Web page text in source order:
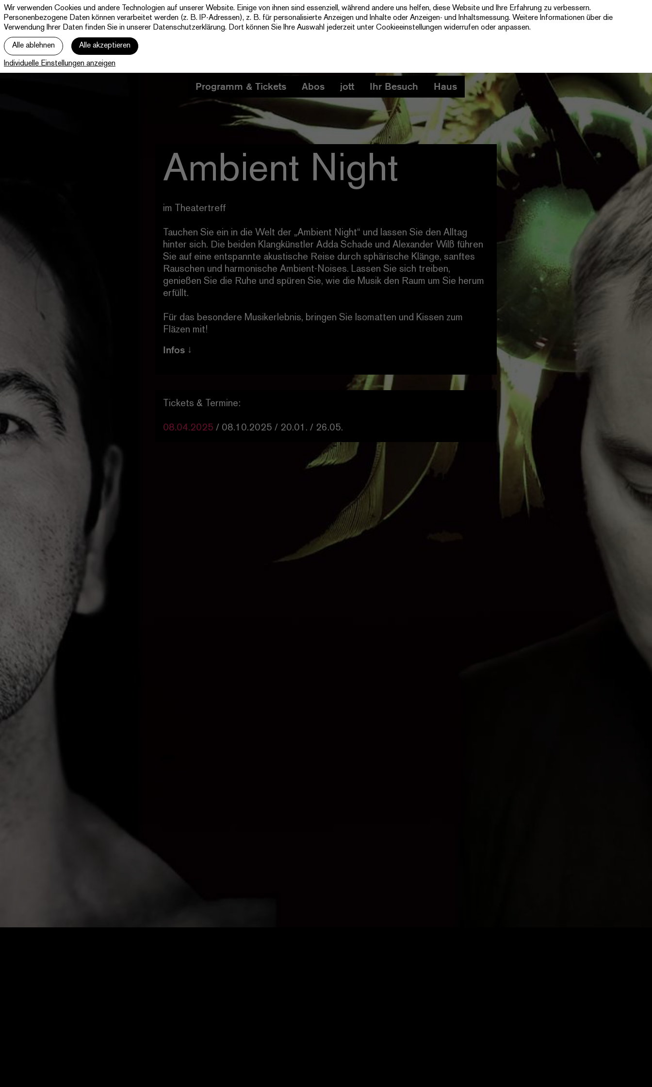
Theater Paderborn
Westfälische Kammerspiele
Ticketshop NewsletterKontakt
Programm & Tickets Abos jott Ihr Besuch Haus
Ambient Night
im Theatertreff
Tauchen Sie ein in die Welt der „Ambient Night“ und lassen Sie den Alltag
hinter sich. Die beiden Klangkünstler Adda Schade und Alexander Wilß führen
Sie auf eine entspannte akustische Reise durch sphärische Klänge, sanftes
Rauschen und harmonische Ambient-Noises. Lassen Sie sich treiben,
genießen Sie die Ruhe und spüren Sie, wie die Musik den Raum um Sie herum
erfüllt.
Für das besondere Musikerlebnis, bringen Sie Isomatten und Kissen zum
Fläzen mit!
Infos
Eintritt 10,00 EUR
Tickets & Termine:
08.04.2025 / 08.10.2025 / 20.01. / 26.05.
Wir verwenden Cookies und andere Technologien auf unserer Website. Einige von ihnen sind essenziell, während andere uns helfen, diese Website und Ihre Erfahrung zu verbessern.
Personenbezogene Daten können verarbeitet werden (z. B. IP-Adressen), z. B. für personalisierte Anzeigen und Inhalte oder Anzeigen- und Inhaltsmessung. Weitere Informationen über die
Verwendung Ihrer Daten finden Sie in unserer Datenschutzerklärung. Dort können Sie Ihre Auswahl jederzeit unter Cookieeinstellungen widerrufen oder anpassen.
Alle ablehnen Alle akzeptieren
Individuelle Einstellungen anzeigen